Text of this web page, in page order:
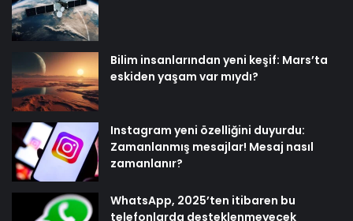
Bilim insanlarından yeni keşif: Mars’ta
eskiden yaşam var mıydı?
Instagram yeni özelliğini duyurdu:
Zamanlanmış mesajlar! Mesaj nasıl
zamanlanır?
WhatsApp, 2025’ten itibaren bu
telefonlarda desteklenmeyecek